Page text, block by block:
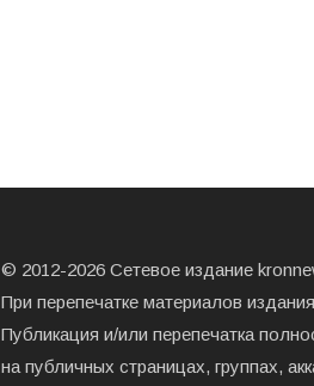
© 2012-2026 Сетевое издание
При перепечатке материалов
Публикация и/или перепечатка
на публичных страницах, группах,